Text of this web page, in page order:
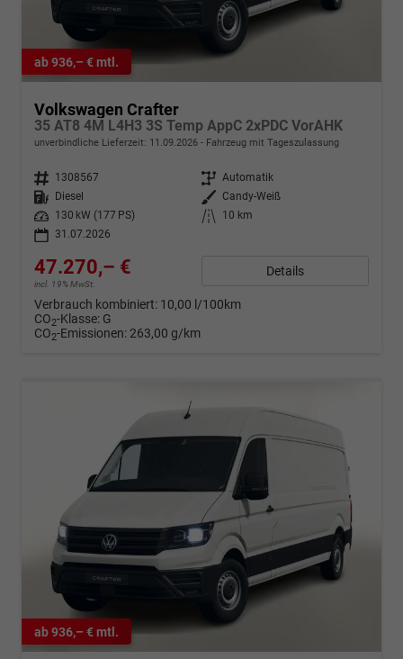
ab 936,– € mtl.
Volkswagen Crafter
35 AT8 4M L4H3 3S Temp AppC 2xPDC VorAHK
unverbindliche Lieferzeit: 11.09.2026 Fahrzeug mit Tageszulassung
Fahrzeugnr. 1308567 Getriebe Automatik
Kraftstoff
Diesel Außenfarbe Candy-Weiß
Leistung
130 kW (177 PS) Kilometerstand
10 km
31.07.2026
47.270,– €
incl. 19% MwSt.
Details
Verbrauch kombiniert: 10,00 l/100km
CO2-Klasse: G
CO2-Emissionen: 263,00 g/km
ab 936,– € mtl.